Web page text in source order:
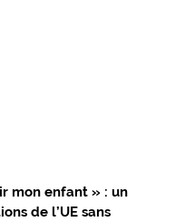
mon enfant » : un
de l’UE sans